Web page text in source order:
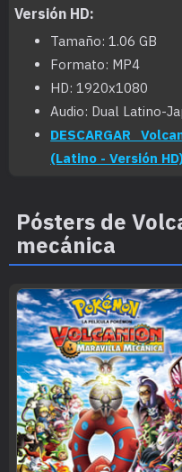
Versión HD:
Tamaño: 1.06 GB
Formato: MP4
HD: 1920x1080
Audio: Dual Latino-
DESCARGAR
(Latino - Versión
Pósters de
mecánica